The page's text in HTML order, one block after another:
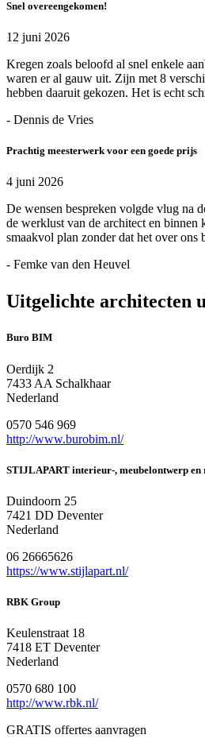
Snel overeengekomen!
12 juni 2026
Kregen zoals beloofd al snel enkele
waren er al gauw uit. Zijn met 8
hebben daaruit gekozen. Het is echt
- Dennis de Vries
Prachtig meesterwerk voor een goede prijs
4 juni 2026
De wensen bespreken volgde vlug na
de werklust van de architect en binnen
smaakvol plan zonder dat het over ons
- Femke van den Heuvel
Uitgelichte architecten
Buro BIM
Oerdijk 2
7433 AA Schalkhaar
Nederland
0570 546 969
http://www.burobim.nl/
STIJLAPART interieur-, meubelontwerp en
Duindoorn 25
7421 DD Deventer
Nederland
06 26665626
https://www.stijlapart.nl/
RBK Group
Keulenstraat 18
7418 ET Deventer
Nederland
0570 680 100
http://www.rbk.nl/
GRATIS offertes aanvragen